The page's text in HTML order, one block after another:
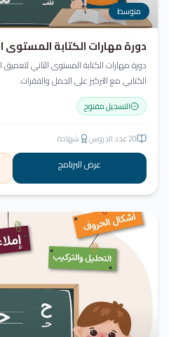
متوسط
دورة مهارات الكتابة المستوى
دورة مهارات الكتابة المستوى الثاني لتعميق
الكتابي مع التركيز على الجمل والفقرات.
التسجيل مفتوح
20عدد الدروس شهادة
عرض البرنامج